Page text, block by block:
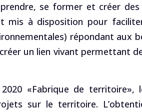
se former et créer
à disposition pour
répondant aux
un lien vivant permettant
2020 «Fabrique de
sur le territoire.